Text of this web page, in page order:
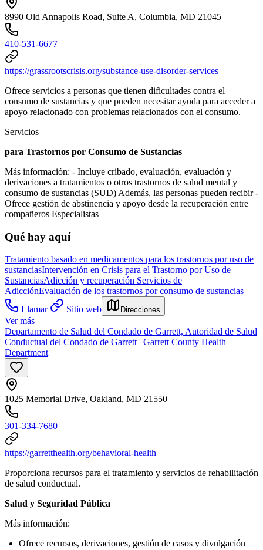
8990 Old Annapolis Road, Suite A, Columbia, MD 21045
410-531-6677
https://grassrootscrisis.org/substance-use-disorder-services
Ofrece servicios a personas que tienen dificultades contra el
consumo de sustancias y que pueden necesitar ayuda para acceder a
apoyo relacionado con problemas relacionados con el consumo.
Servicios
para Trastornos por Consumo de Sustancias
Más información: - Incluye cribado, evaluación, evaluación y
derivaciones a tratamientos o otros trastornos de salud mental y
consumo de sustancias (SUD) Además, las personas pueden recibir-
Ofrece gestión de abstinencia y apoyo desde la recuperación entre
compañeros Especialistas
Qué hay aquí
Tratamiento basado en medicamentos para los trastornos por uso de
sustanciasIntervención en Crisis para el Trastorno por Uso de
SustanciasAdicción y recuperación Servicios de
AdicciónEvaluación de los trastornos por consumo de sustancias
Llamar
Sitio web Direcciones
Ver más
Departamento de Salud del Condado de Garrett, Autoridad de Salud
Conductual del Condado de Garrett | Garrett County Health
Department
1025 Memorial Drive, Oakland, MD 21550
301-334-7680
https://garretthealth.org/behavioral-health
Proporciona recursos para el tratamiento y servicios de rehabilitación
de salud conductual.
Salud y Seguridad Pública
Más información:
Ofrece recursos, derivaciones, gestión de casos y divulgación